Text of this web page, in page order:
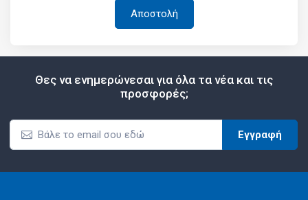
Θες να ενημερώνεσαι για όλα τα νέα και τις
προσφορές;
Εγγραφή